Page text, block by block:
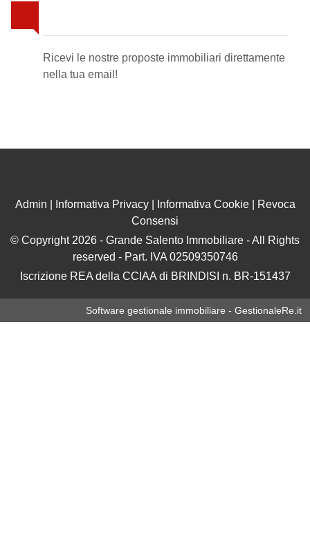
Ricevi le nostre proposte immobiliari direttamente
nella tua email!
Admin Informativa Privacy| Informativa Cookie|
Revoca
Consensi
© Copyright 2026 - Grande Salento Immobiliare - All Rights
reserved - Part. IVA 02509350746
Iscrizione REA della CCIAA di BRINDISI n. BR-151437
Software gestionale immobiliare - GestionaleRe.it